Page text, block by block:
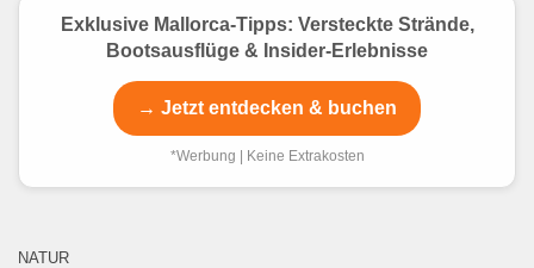
Exklusive Mallorca-Tipps: Versteckte Strände,
Bootsausflüge & Insider-Erlebnisse
→ Jetzt entdecken & buchen
*Werbung | Keine Extrakosten
NATUR